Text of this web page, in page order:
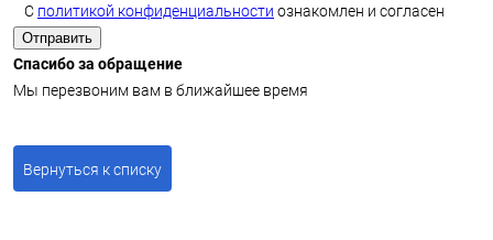
С политикой конфиденциальности ознакомлен и согласен
Отправить
Спасибо за обращение
Мы перезвоним вам в ближайшее время
Вернуться к списку